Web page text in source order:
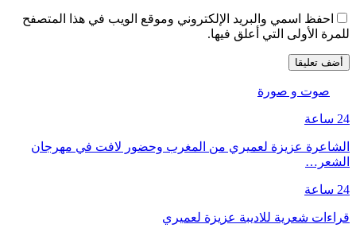
احفظ اسمي والبريد الإلكتروني وموقع الويب في هذا المتصفح
للمرة الأولى التي أعلق فيها.
صوت و صورة
24 ساعة
الشاعرة عزيزة لعميري من المغرب وحضور لافت في مهرجان
الشعر…
24 ساعة
قراءات شعرية للاديبة عزيزة لعميري